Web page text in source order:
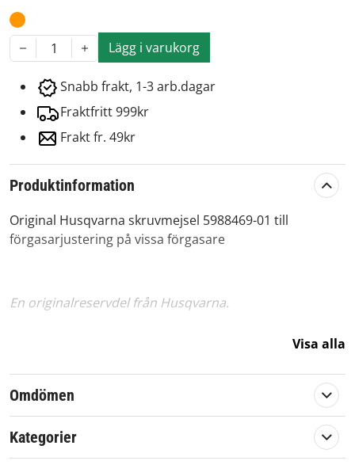
1 Lägg i varukorg
Snabb frakt, 1-3 arb.dagar
Fraktfritt 999kr
Frakt fr. 49kr
Produktinformation
Original Husqvarna skruvmejsel 5988469-01 till
förgasarjustering på vissa förgasare
En originalreservdel från Husqvarna.
Visa alla
Omdömen
Kategorier